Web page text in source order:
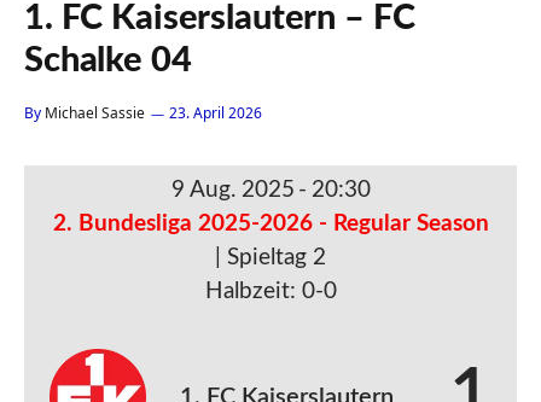
1. FC Kaiserslautern – FC
Schalke 04
By Michael Sassie 23. April 2026
9 Aug. 2025 - 20:30
2. Bundesliga 2025-2026 - Regular Season
| Spieltag 2
Halbzeit: 0-0
1. FC Kaiserslautern